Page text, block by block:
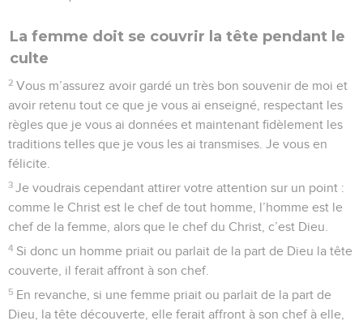
La femme doit se couvrir la tête pendant le
culte
2 Vous m’assurez avoir gardé un très bon souvenir de moi et
avoir retenu tout ce que je vous ai enseigné, respectant les
règles que je vous ai données et maintenant fidèlement les
traditions telles que je vous les ai transmises. Je vous en
félicite.
3 Je voudrais cependant attirer votre attention sur un point :
comme le Christ est le chef de tout homme, l’homme est le
chef de la femme, alors que le chef du Christ, c’est Dieu.
4 Si donc un homme priait ou parlait de la part de Dieu la tête
couverte, il ferait affront à son chef.
5 En revanche, si une femme priait ou parlait de la part de
Dieu, la tête découverte, elle ferait affront à son chef à elle,